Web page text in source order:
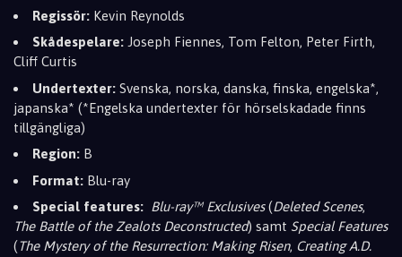
Regissör: Kevin Reynolds
Skådespelare: Joseph Fiennes, Tom Felton, Peter Firth,
Cliff Curtis
Undertexter: Svenska, norska, danska, finska, engelska*,
japanska* (*Engelska undertexter för hörselskadade finns
tillgängliga)
Region: B
Format: Blu-ray
Special features: Blu-ray™ Exclusives(Deleted Scenes,
The Battle of the Zealots Deconstructed) samt Special Features
(The Mystery of the Resurrection: Making Risen, Creating A.D.